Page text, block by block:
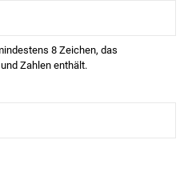
8 Zeichen, das
Zahlen enthält.